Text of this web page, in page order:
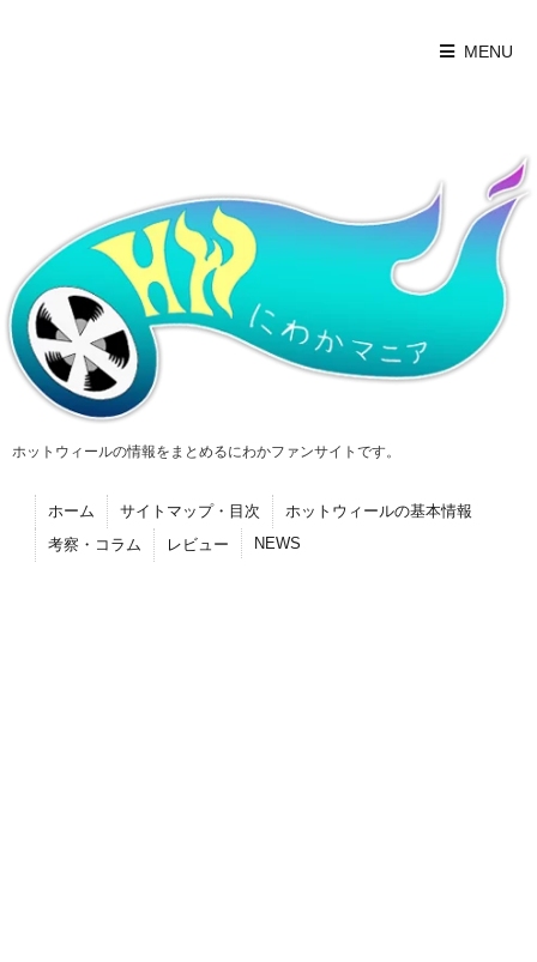
MENU
ホットウィールの情報をまとめるにわかファンサイトです。
ホーム サイトマップ・目次
ホットウィールの基本情報
考察・コラム
レビュー NEWS